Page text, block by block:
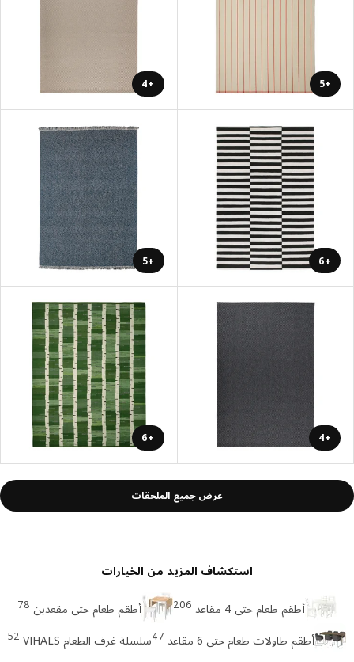
+5
+4
+6
+5
+4
+6
عرض جميع الملحقات
استكشاف المزيد من الخيارات
أطقم طعام حتى 4 مقاعد 206 أطقم طعام حتى مقعدين 78
أطقم طاولات طعام حتى 6 مقاعد 47 سلسلة غرف الطعام VIHALS 52